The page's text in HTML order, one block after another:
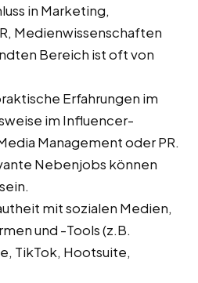
in Marketing,
Medienwissenschaften
Bereich ist oft von
Erfahrungen im
im Influencer-
Management oder PR.
Nebenjobs können
mit sozialen Medien,
und -Tools (z.B.
TikTok, Hootsuite,